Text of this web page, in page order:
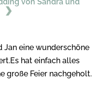
Jan eine wunderschöne
hat einfach alles
große Feier nachgeholt.